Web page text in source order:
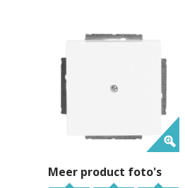
Meer product foto's